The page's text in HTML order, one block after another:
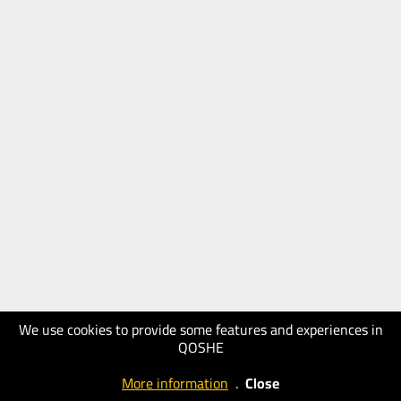
We use cookies to provide some features and experiences in
QOSHE
More information . Close